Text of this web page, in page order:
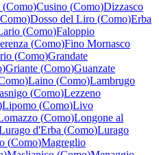
(Como)Cusino (Como)Dizzasco
Como)Dosso del Liro (Como)Erba
(Como)Faloppio
(Como)Fino Mornasco
(Como)Grandate
)Griante (Como)Guanzate
)Laino (Como)Lambrugo
(Como)Lezzeno
Lipomo (Como)Livo
(Como)Longone al
d'Erba (Como)Lurago
(Como)Magreglio